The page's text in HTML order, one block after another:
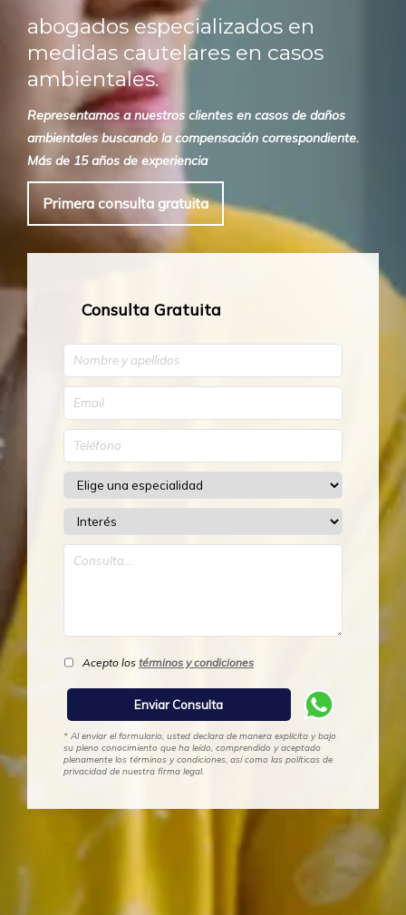
abogados especializados en
medidas cautelares en casos
ambientales.
Representamos a nuestros clientes en casos de daños
ambientales buscando la compensación correspondiente.
Más de 15 años de experiencia
Primera consulta gratuita
Consulta Gratuita
Acepto los términos y condiciones
* Al enviar el formulario, usted declara de manera explícita y bajo
su pleno conocimiento que ha leído, comprendido y aceptado
plenamente los términos y condiciones, así como las políticas de
privacidad de nuestra firma legal.